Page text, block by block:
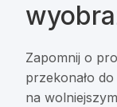
Zapomnij o
przekonało
na